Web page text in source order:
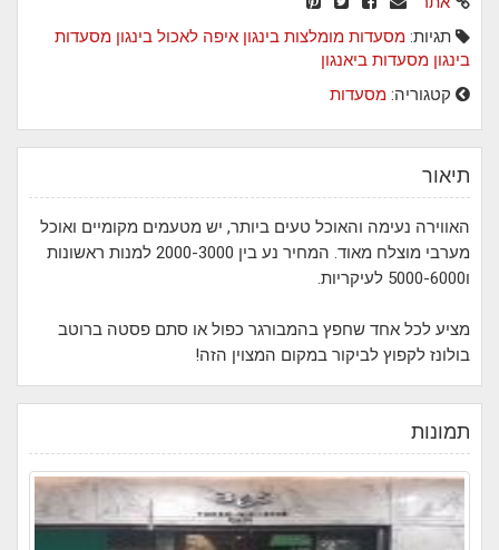
תגיות: מסעדות מומלצות בינגון איפה לאכול בינגון מסעדות
בינגון מסעדות ביאנגון
קטגוריה: מסעדות
תיאור
האווירה נעימה והאוכל טעים ביותר, יש מטעמים מקומיים ואוכל
מערבי מוצלח מאוד. המחיר נע בין 2000-3000 למנות ראשונות
ו5000-6000 לעיקריות.
מציע לכל אחד שחפץ בהמבורגר כפול או סתם פסטה ברוטב
בולונז לקפוץ לביקור במקום המצוין הזה!
תמונות